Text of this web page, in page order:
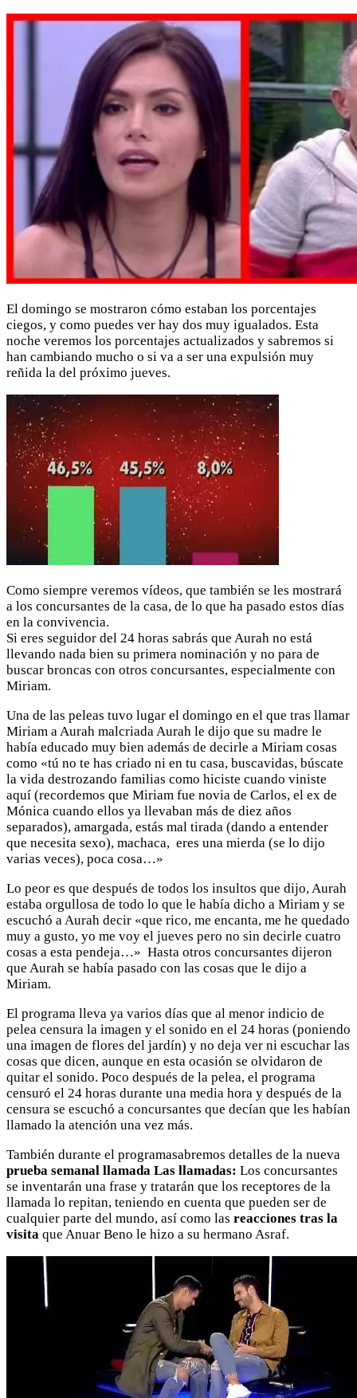
El domingo se mostraron cómo estaban los porcentajes
ciegos, y como puedes ver hay dos muy igualados. Esta
noche veremos los porcentajes actualizados y sabremos si
han cambiando mucho o si va a ser una expulsión muy
reñida la del próximo jueves.
Como siempre veremos vídeos, que también se les mostrará
a los concursantes de la casa, de lo que ha pasado estos días
en la convivencia.
Si eres seguidor del 24 horas sabrás que Aurah no está
llevando nada bien su primera nominación y no para de
buscar broncas con otros concursantes, especialmente con
Miriam.
Una de las peleas tuvo lugar el domingo en el que tras llamar
Miriam a Aurah malcriada Aurah le dijo que su madre le
había educado muy bien además de decirle a Miriam cosas
como «tú no te has criado ni en tu casa, buscavidas, búscate
la vida destrozando familias como hiciste cuando viniste
aquí (recordemos que Miriam fue novia de Carlos, el ex de
Mónica cuando ellos ya llevaban más de diez años
separados), amargada, estás mal tirada (dando a entender
que necesita sexo), machaca, eres una mierda (se lo dijo
varias veces), poca cosa…»
Lo peor es que después de todos los insultos que dijo, Aurah
estaba orgullosa de todo lo que le había dicho a Miriam y se
escuchó a Aurah decir «que rico, me encanta, me he quedado
muy a gusto, yo me voy el jueves pero no sin decirle cuatro
cosas a esta pendeja…» Hasta otros concursantes dijeron
que Aurah se había pasado con las cosas que le dijo a
Miriam.
El programa lleva ya varios días que al menor indicio de
pelea censura la imagen y el sonido en el 24 horas (poniendo
una imagen de flores del jardín) y no deja ver ni escuchar las
cosas que dicen, aunque en esta ocasión se olvidaron de
quitar el sonido. Poco después de la pelea, el programa
censuró el 24 horas durante una media hora y después de la
censura se escuchó a concursantes que decían que les habían
llamado la atención una vez más.
También durante el programasabremos detalles de la nueva
prueba semanal llamada Las llamadas: Los concursantes
se inventarán una frase y tratarán que los receptores de la
llamada lo repitan, teniendo en cuenta que pueden ser de
cualquier parte del mundo, así como las reacciones tras la
visita que Anuar Beno le hizo a su hermano Asraf.